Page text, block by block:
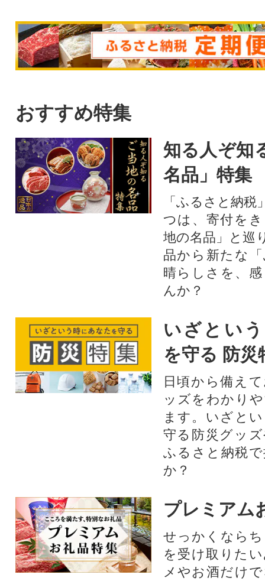
おすすめ特集
知る人ぞ知
名品」特集
「ふるさと納
つは、寄付を
地の名品」と巡
品から新たな
晴らしさを、
んか？
いざとい
を守る 防災
日頃から備え
ッズをわかり
ます。いざと
守る防災グッ
ふるさと納税
か？
プレミアム
せっかくなら
を受け取りた
メやお酒だけ